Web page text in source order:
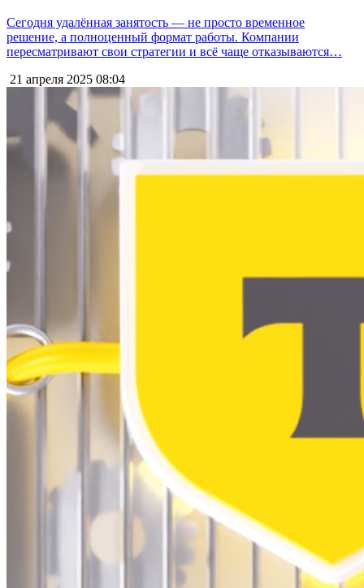
Сегодня удалённая занятость — не просто временное
решение, а полноценный формат работы. Компании
пересматривают свои стратегии и всё чаще отказываются…
21 апреля 2025 08:04